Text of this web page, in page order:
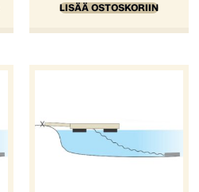
LISÄÄ OSTOSKORIIN